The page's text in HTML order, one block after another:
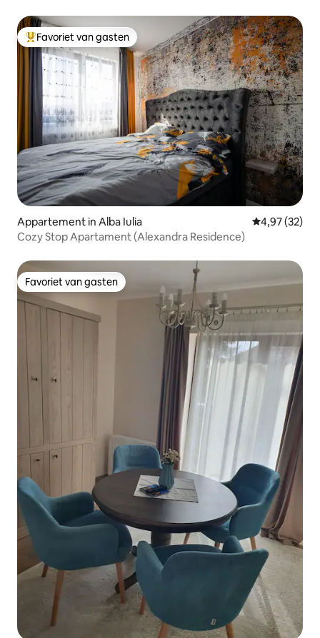
Topfavoriet van gasten
Favoriet van gasten
Appartement in Alba Iulia Gemiddelde
4,97 (32)
Cozy Stop Apartament (Alexandra Residence)
Favoriet van gasten
Favoriet van gasten